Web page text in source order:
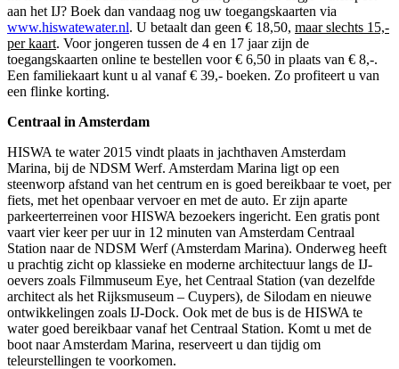
aan het IJ? Boek dan vandaag nog uw toegangskaarten via
www.hiswatewater.nl. U betaalt dan geen € 18,50, maar slechts 15,-
per kaart. Voor jongeren tussen de 4 en 17 jaar zijn de
toegangskaarten online te bestellen voor € 6,50 in plaats van € 8,-.
Een familiekaart kunt u al vanaf € 39,- boeken. Zo profiteert u van
een flinke korting.
Centraal in Amsterdam
HISWA te water 2015 vindt plaats in jachthaven Amsterdam
Marina, bij de NDSM Werf. Amsterdam Marina ligt op een
steenworp afstand van het centrum en is goed bereikbaar te voet, per
fiets, met het openbaar vervoer en met de auto. Er zijn aparte
parkeerterreinen voor HISWA bezoekers ingericht. Een gratis pont
vaart vier keer per uur in 12 minuten van Amsterdam Centraal
Station naar de NDSM Werf (Amsterdam Marina). Onderweg heeft
u prachtig zicht op klassieke en moderne architectuur langs de IJ-
oevers zoals Filmmuseum Eye, het Centraal Station (van dezelfde
architect als het Rijksmuseum – Cuypers), de Silodam en nieuwe
ontwikkelingen zoals IJ-Dock. Ook met de bus is de HISWA te
water goed bereikbaar vanaf het Centraal Station. Komt u met de
boot naar Amsterdam Marina, reserveert u dan tijdig om
teleurstellingen te voorkomen.